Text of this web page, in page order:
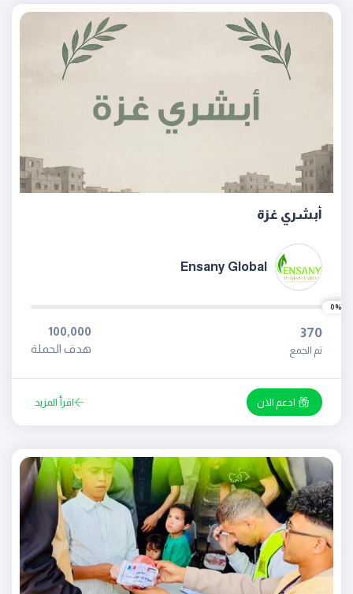
أبشري غزة
Ensany Global
0%
370
تم الجمع
100,000
هدف الحملة
ادعم الان اقرأ المزيد